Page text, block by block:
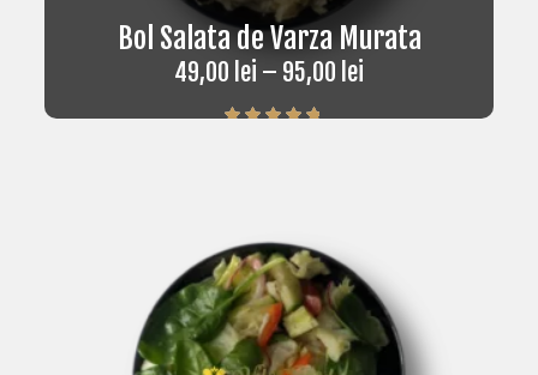
Bol Salata de Varza Murata
49,00 lei – 95,00 lei